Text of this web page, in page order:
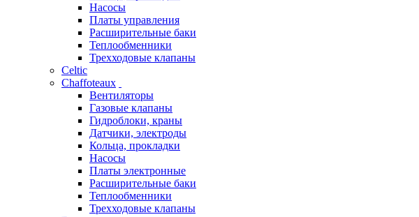
Насосы
Платы управления
Расширительные баки
Теплообменники
Трехходовые клапаны
Celtic
Chaffoteaux
Вентиляторы
Газовые клапаны
Гидроблоки, краны
Датчики, электроды
Кольца, прокладки
Насосы
Платы электронные
Расширительные баки
Теплообменники
Трехходовые клапаны